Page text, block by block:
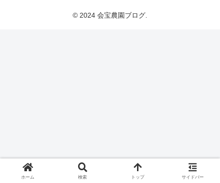
© 2024 会宝農園ブログ.
ホーム 検索 トップ サイドバー